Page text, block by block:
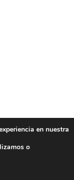
en nuestra
o